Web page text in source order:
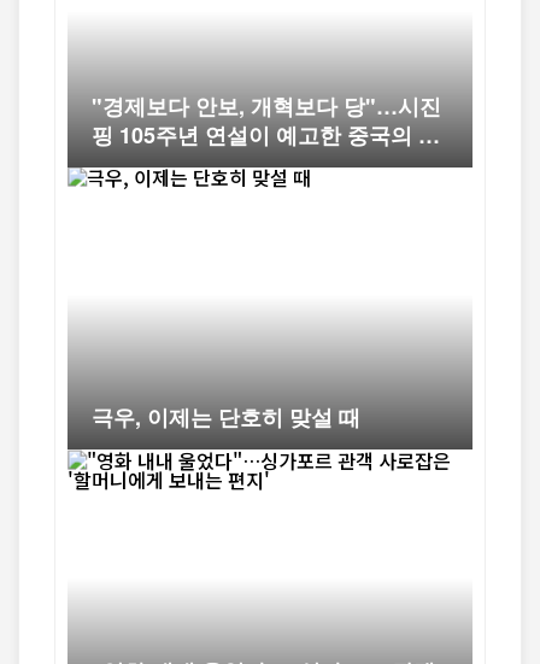
"경제보다 안보, 개혁보다 당"…시진
핑 105주년 연설이 예고한 중국의 다
음 10년
극우, 이제는 단호히 맞설 때